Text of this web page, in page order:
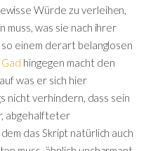
Würde zu verleihen,
muss, was sie nach ihrer
einem derart belanglosen
Gad hingegen macht den
was er sich hier
nicht verhindern, dass sein
abgehalfteter
das Skript natürlich auch